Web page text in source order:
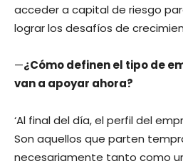
acceder a capital de riesgo
lograr los desafíos de
—¿Cómo definen el tipo de
van a apoyar ahora?
‘Al final del día, el perfil del
Son aquellos que parten
necesariamente tanto como